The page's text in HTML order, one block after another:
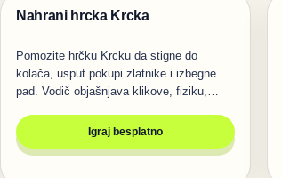
Igre
Nahrani hrcka Krcka
Pomozite hrčku Krcku da stigne do
kolača, usput pokupi zlatnike i izbegne
pad. Vodič objašnjava klikove, fiziku,…
Igraj besplatno